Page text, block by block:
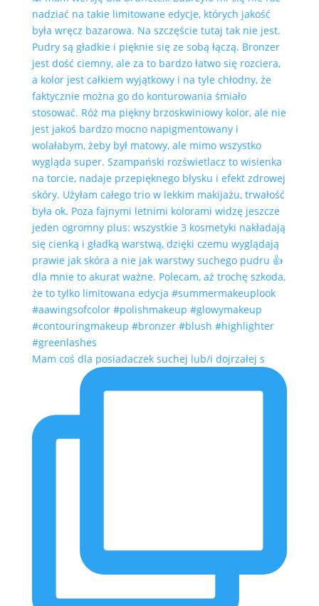
Mam coś dla posiadaczek suchej lub/i dojrzałej s